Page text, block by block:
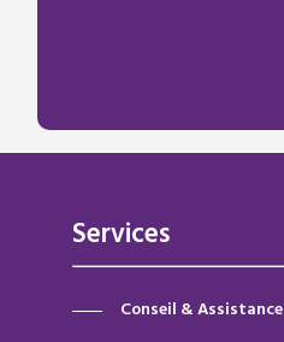
Services
Conseil & Assistance